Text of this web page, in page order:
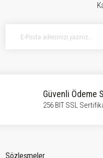
Güvenli Ödeme
256 BIT SSL
Sözleşmeler